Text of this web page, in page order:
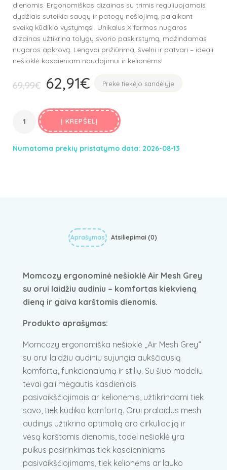
dienomis. Ergonomiškas dizainas su trimis reguliuojamais
dydžiais suteikia saugų ir patogų nešiojimą, palaikant
sveiką kūdikio vystymąsi. Unikalus X formos nugaros
dizainas užtikrina tolygų svorio paskirstymą, mažindamas
nugaros apkrovą. Lengvai prižiūrima, švelni ir patvari – ideali
nešioklė kasdieniam naudojimui ir kelionėms!
69,99€ Original
was:
69,99€.
62,91€ Current
is:
62,91€.
Prekė tiekėjo sandėlyje
Į KREPŠELĮ
Numatoma prekių pristatymo data: 2026-08-13
Aprašymas Atsiliepimai (0)
Momcozy ergonominė nešioklė Air Mesh Grey
su orui laidžiu audiniu – komfortas kiekvieną
dieną ir gaiva karštomis dienomis.
Produkto aprašymas:
Momcozy ergonomiška nešioklė „Air Mesh Grey“
su orui laidžiu audiniu sujungia aukščiausią
komfortą, funkcionalumą ir stilių. Su šiuo modeliu
tėvai gali mėgautis kasdieniais
pasivaikščiojimais ar kelionėmis, užtikrindami tiek
savo, tiek kūdikio komfortą. Orui pralaidus mesh
audinys užtikrina optimalią oro cirkuliaciją ir
vėsą karštomis dienomis, todėl nešioklė yra
puikus pasirinkimas tiek kasdieniniams
pasivaikščiojimams, tiek kelionėms ar lauko